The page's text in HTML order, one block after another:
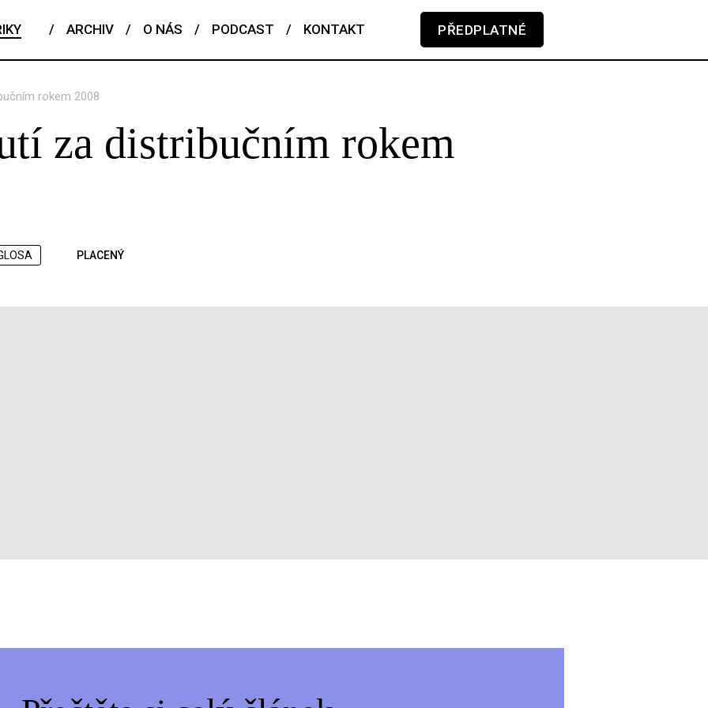
/ ARCHIV / O NÁS / PODCAST / KONTAKT PŘEDPLATNÉ
rokem 2008
za distribučním rokem
PLACENÝ